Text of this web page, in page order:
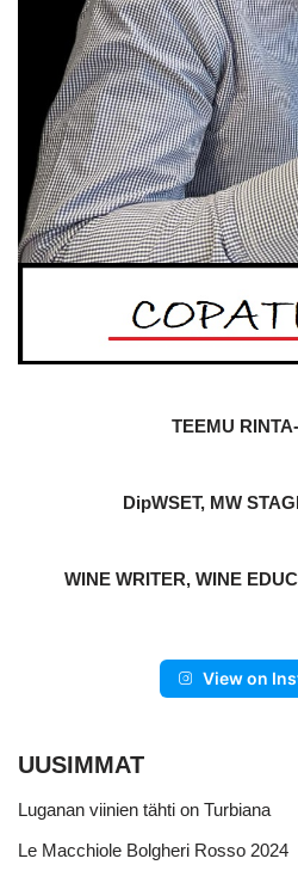
TEEMU
DipWSET, MW
WINE WRITER, WINE
View on
UUSIMMAT
Luganan viinien tähti on Turbiana
Le Macchiole Bolgheri Rosso 2024